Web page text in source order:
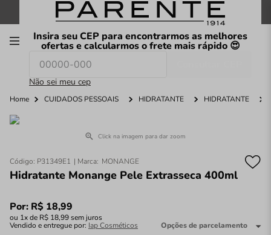
FRETE GRÁTIS nas compras a partir de R$199
Insira seu CEP para encontrarmos as melhores
ofertas e calcularmos o frete mais rápido 😍
Não sei meu cep
O que você procura hoje?
Home CUIDADOS PESSOAIS HIDRATANTE HIDRATANTE
Click na imagem para dar zoom
Código: P31349E1 MONANGE
Hidratante Monange Pele Extrasseca 400ml
Por: R$ 18,99
ou 1x de R$ 18,99sem juros
Vendido e entregue por: Iap Cosméticos Opções de parcelamento